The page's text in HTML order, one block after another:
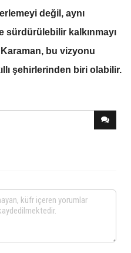
değil, aynı
sürdürülebilir kalkınmayı
bu vizyonu
şehirlerinden biri olabilir.